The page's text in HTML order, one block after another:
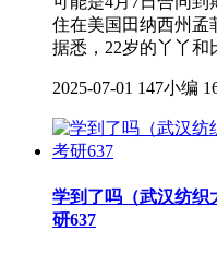
住在美国田纳西州孟
据悉，22岁的丫丫和
2025-07-01 147小编
学到了吗（武汉纺织
研637